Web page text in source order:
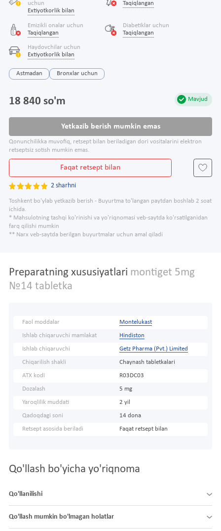
uchun
Extiyotkorlik bilan
Taqiqlangan
Emizikli onalar uchun
Taqiqlangan
Diabetiklar uchun
Taqiqlangan
Haydovchilar uchun
Extiyotkorlik bilan
Astmadan Bronxlar uchun
Mavjud
18 840 so'm
Yetkazib berish mumkin emas
Qonunchilikka muvofiq, retsept bilan beriladigan dori vositalarini elektron
retseptsiz sotish mumkin emas.
Faqat retsept bilan
2 sharhni
Toshkent bo'ylab yetkazib berish - Buyurtma to'langan paytdan boshlab 2 soat
ichida.
* Mahsulotning tashqi ko'rinishi va yo'riqnomasi veb-saytda ko'rsatilganidan
farq qilishi mumkin
** Narx veb-saytda berilgan buyurtmalar uchun amal qiladi
Preparatning xususiyatlari montiget 5mg
№14 tabletka
Faol moddalar Montelukast
Ishlab chiqaruvchi mamlakat Hindiston
Ishlab chiqaruvchi Getz Pharma (Pvt.) Limited
Chiqarilish shakli Chaynash tabletkalari
ATX kodi R03DC03
Dozalash 5 mg
Yaroqlilik muddati 2 yil
Qadoqdagi soni 14 dona
Retsept asosida beriladi Faqat retsept bilan
Qo'llash bo'yicha yo'riqnoma
Qo'llanilishi
Qo'llash mumkin bo'lmagan holatlar